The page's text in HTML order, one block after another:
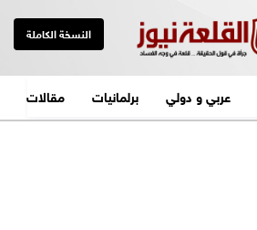
النسخة الكاملة
عربي و دولي برلمانيات مقالات